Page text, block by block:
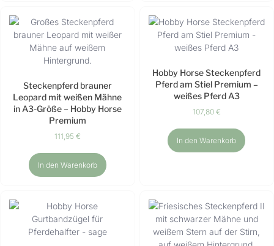
Steckenpferd brauner
Leopard mit weißen Mähne
in A3-Größe – Hobby Horse
Premium
111,95 €
In den Warenkorb
Hobby Horse Steckenpferd
Pferd am Stiel Premium –
weißes Pferd A3
107,80 €
In den Warenkorb